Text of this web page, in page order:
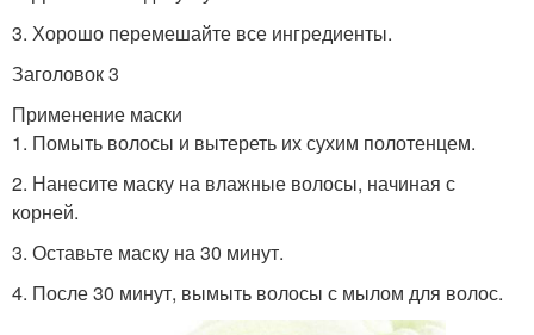
3. Хорошо перемешайте все ингредиенты.
Заголовок 3
Применение маски
1. Помыть волосы и вытереть их сухим полотенцем.
2. Нанесите маску на влажные волосы, начиная с
корней.
3. Оставьте маску на 30 минут.
4. После 30 минут, вымыть волосы с мылом для волос.